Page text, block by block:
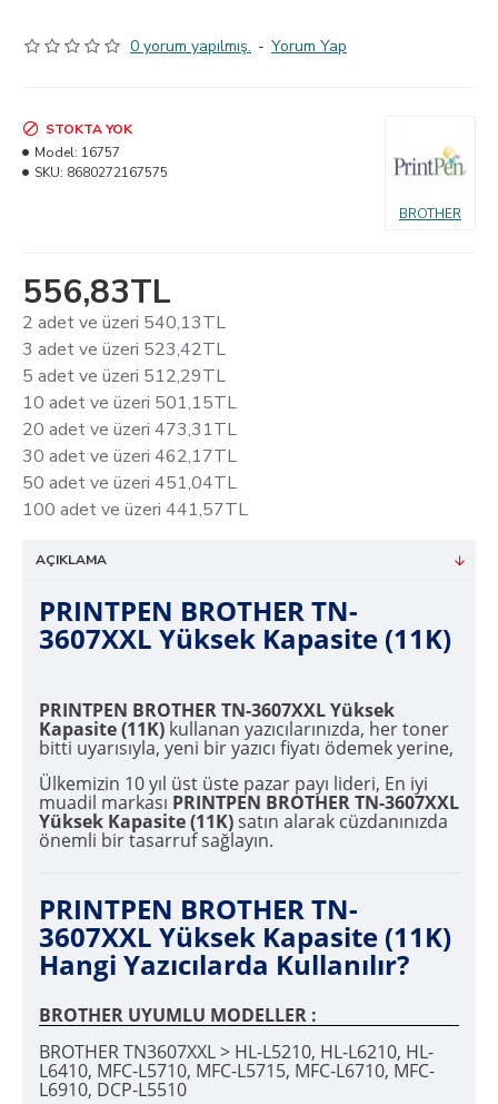
0 yorum yapılmış. - Yorum Yap
556,83TL
2 adet ve üzeri 540,13TL
3 adet ve üzeri 523,42TL
5 adet ve üzeri 512,29TL
10 adet ve üzeri 501,15TL
20 adet ve üzeri 473,31TL
30 adet ve üzeri 462,17TL
50 adet ve üzeri 451,04TL
100 adet ve üzeri 441,57TL
STOKTA YOK
Model: 16757
SKU: 8680272167575
BROTHER
AÇIKLAMA
PRINTPEN BROTHER TN-
3607XXL Yüksek Kapasite (11K)
PRINTPEN BROTHER TN-3607XXL Yüksek
Kapasite (11K) kullanan yazıcılarınızda, her toner
bitti uyarısıyla, yeni bir yazıcı fiyatı ödemek yerine,
Ülkemizin 10 yıl üst üste pazar payı lideri, En iyi
muadil markası PRINTPEN BROTHER TN-3607XXL
Yüksek Kapasite (11K)satın alarak cüzdanınızda
önemli bir tasarruf sağlayın.
PRINTPEN BROTHER TN-
3607XXL Yüksek Kapasite (11K)
Hangi Yazıcılarda Kullanılır?
BROTHER UYUMLU MODELLER :
BROTHER TN3607XXL > HL-L5210, HL-L6210, HL-
L6410, MFC-L5710, MFC-L5715, MFC-L6710, MFC-
L6910, DCP-L5510